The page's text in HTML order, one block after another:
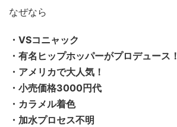
なぜなら
・VSコニャック
・有名ヒップホッパーがプロデュース！
・アメリカで大人気！
・小売価格3000円代
・カラメル着色
・加水プロセス不明